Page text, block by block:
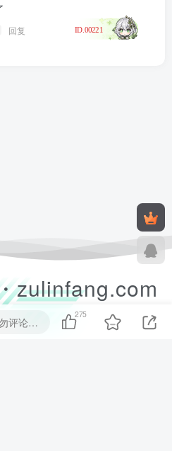
回复 ID.00221
zulinfang.com
请遵守相关法律法规，请勿评论纯表情、纯数字、纯英文、乱码文字等无用信息，否则关7 天小黑屋！
275